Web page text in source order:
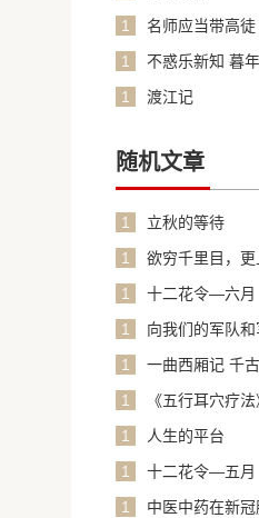
1
名师应当带高徒
1
不惑乐新知 暮
1
渡江记
随机文章
1
立秋的等待
1
欲穷千里目，
1
十二花令—六月
1
向我们的军队和
1
一曲西厢记 千
1
《五行耳穴疗
1
人生的平台
1
十二花令—五月
1
中医中药在新